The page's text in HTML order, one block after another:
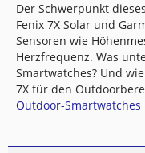
Der Schwerpunkt
Fenix 7X Solar und
Sensoren wie
Herzfrequenz. Was
Smartwatches? Und
7X für den
Outdoor-Smartwatches